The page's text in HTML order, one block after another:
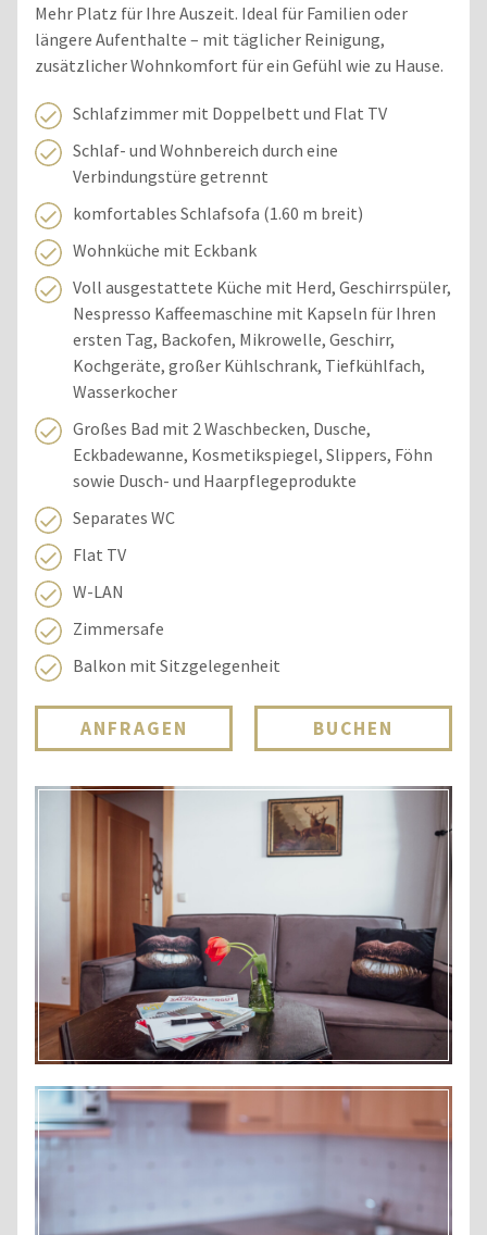
Mehr Platz für Ihre Auszeit. Ideal für Familien oder
längere Aufenthalte – mit täglicher Reinigung,
zusätzlicher Wohnkomfort für ein Gefühl wie zu Hause.
Schlafzimmer mit Doppelbett und Flat TV
Schlaf- und Wohnbereich durch eine
Verbindungstüre getrennt
komfortables Schlafsofa (1.60 m breit)
Wohnküche mit Eckbank
Voll ausgestattete Küche mit Herd, Geschirrspüler,
Nespresso Kaffeemaschine mit Kapseln für Ihren
ersten Tag, Backofen, Mikrowelle, Geschirr,
Kochgeräte, großer Kühlschrank, Tiefkühlfach,
Wasserkocher
Großes Bad mit 2 Waschbecken, Dusche,
Eckbadewanne, Kosmetikspiegel, Slippers, Föhn
sowie Dusch- und Haarpflegeprodukte
Separates WC
Flat TV
W-LAN
Zimmersafe
Balkon mit Sitzgelegenheit
ANFRAGEN BUCHEN